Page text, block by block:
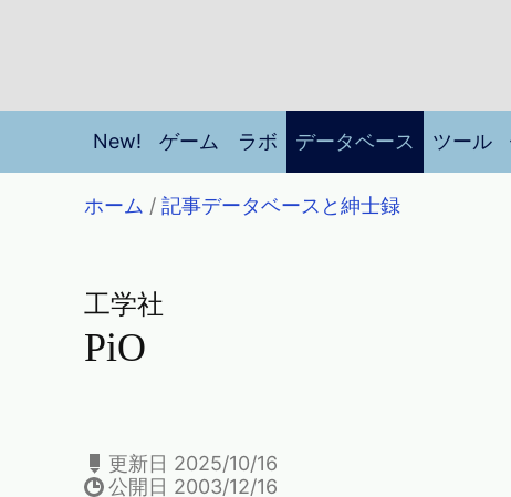
New! ゲーム ラボ データベース ツール
ホーム /記事データベースと紳士録
工学社
PiO
更新日 2025/10/16
公開日 2003/12/16